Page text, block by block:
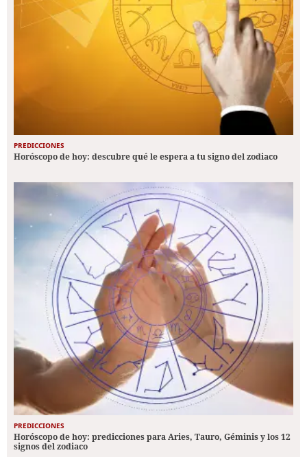
PREDICCIONES
Horóscopo de hoy: descubre qué le espera a tu signo del zodiaco
PREDICCIONES
Horóscopo de hoy: predicciones para Aries, Tauro, Géminis y los 12
signos del zodiaco